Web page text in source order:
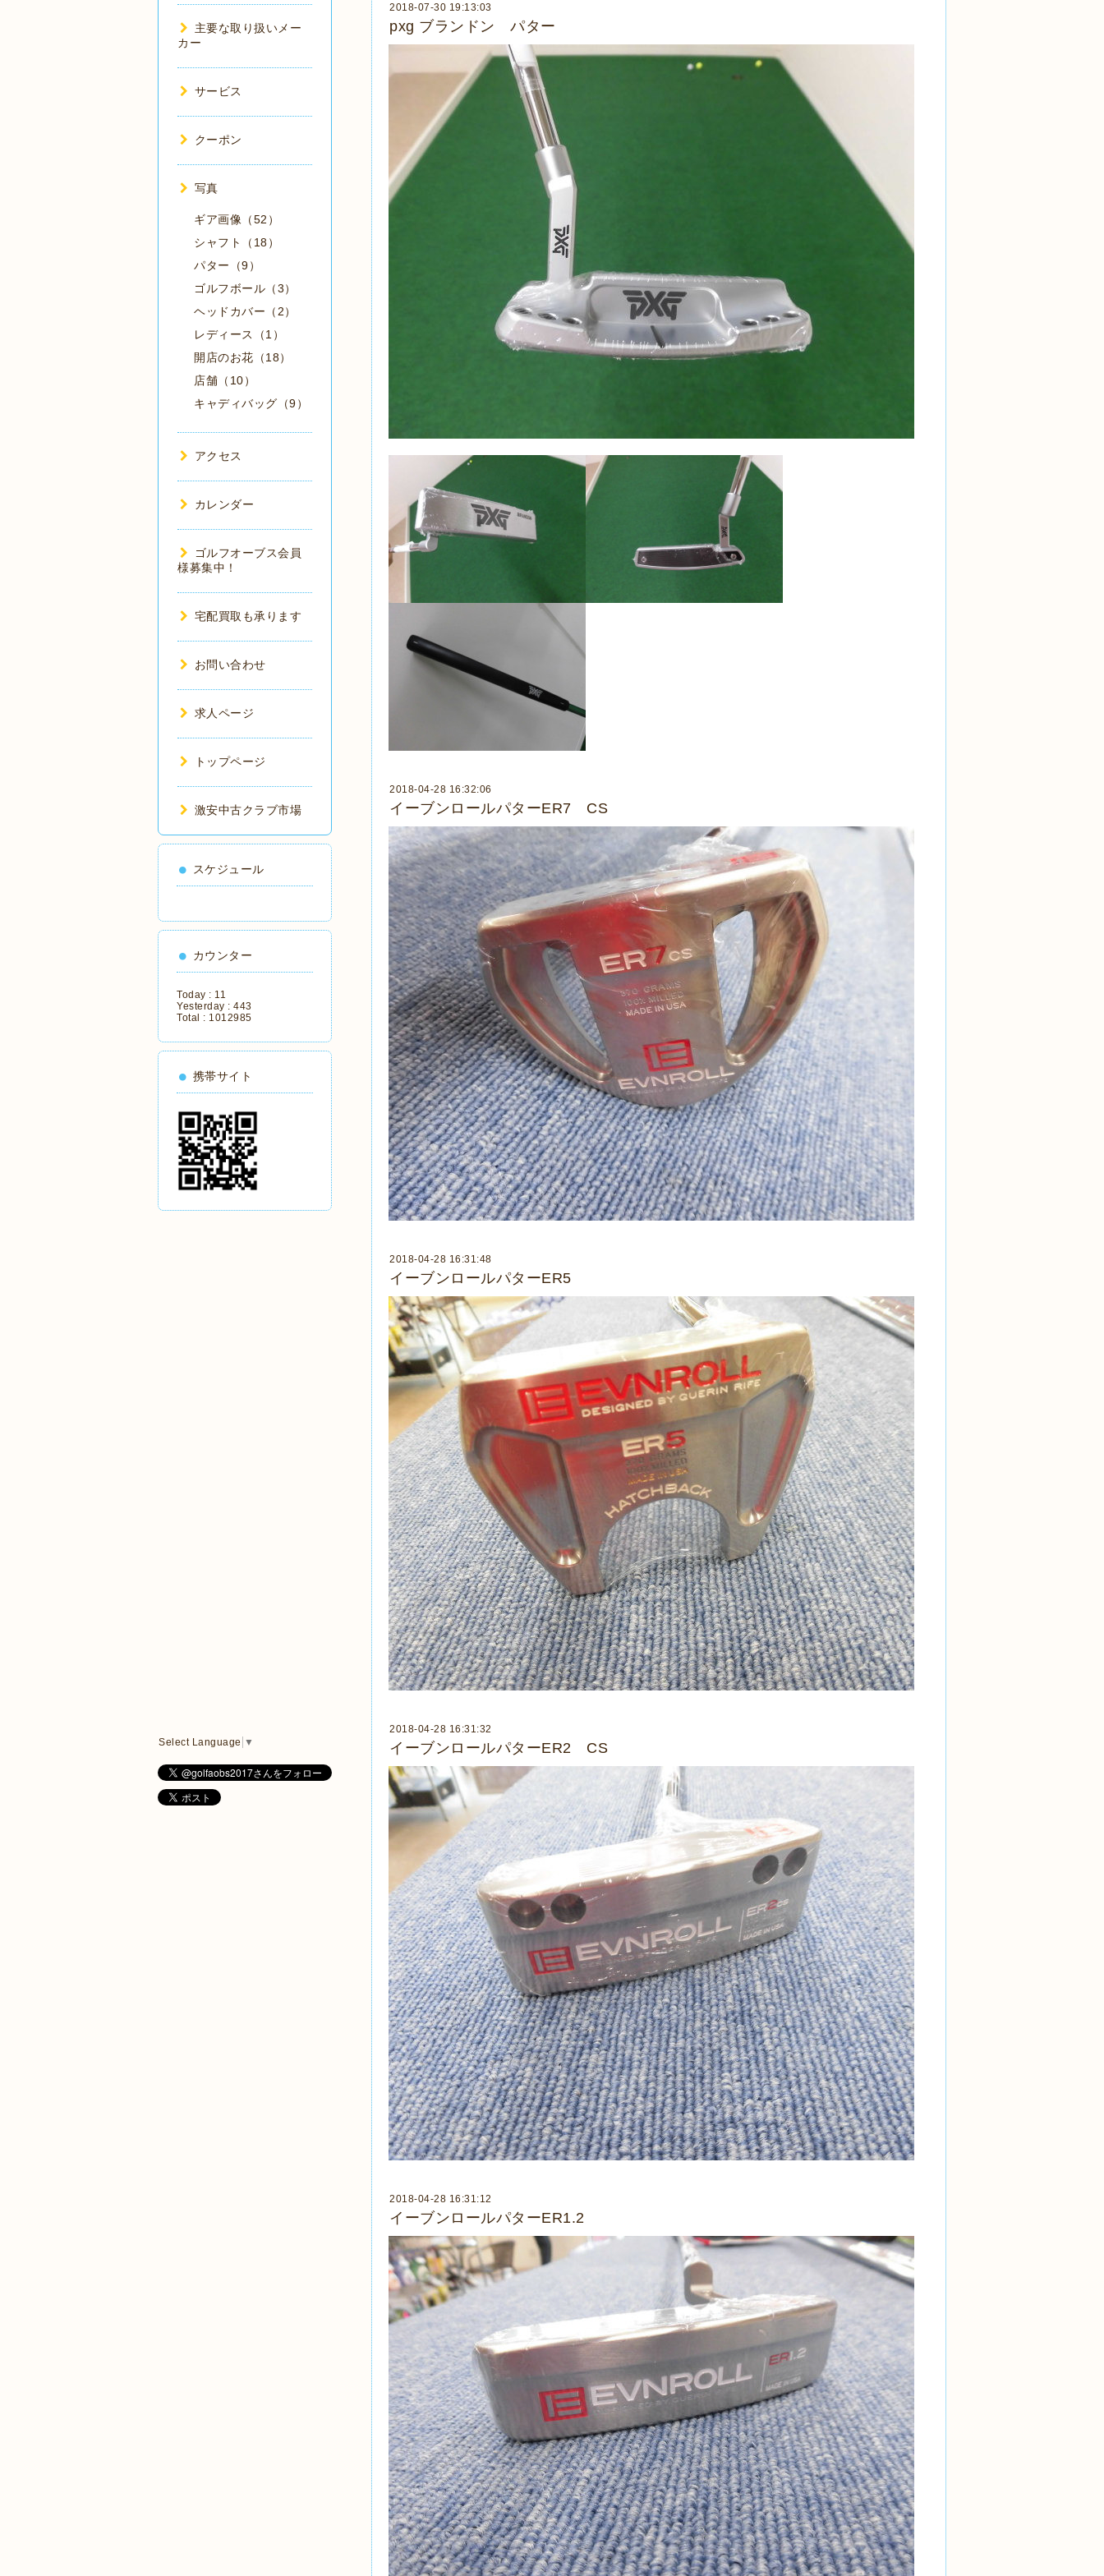
2018-07-30 19:13:03
pxg ブランドン パター
2018-04-28 16:32:06
イーブンロールパターER7 CS
2018-04-28 16:31:48
イーブンロールパターER5
2018-04-28 16:31:32
イーブンロールパターER2 CS
2018-04-28 16:31:12
イーブンロールパターER1.2
主要な取り扱いメー
カー
サービス
クーポン
写真
ギア画像（52）
シャフト（18）
パター（9）
ゴルフボール（3）
ヘッドカバー（2）
レディース（1）
開店のお花（18）
店舗（10）
キャディバッグ（9）
アクセス
カレンダー
ゴルフオーブス会員
様募集中！
宅配買取も承ります
お問い合わせ
求人ページ
トップページ
激安中古クラブ市場
スケジュール
カウンター
Today : 11
Yesterday : 443
Total : 1012985
携帯サイト
Select Language ▼